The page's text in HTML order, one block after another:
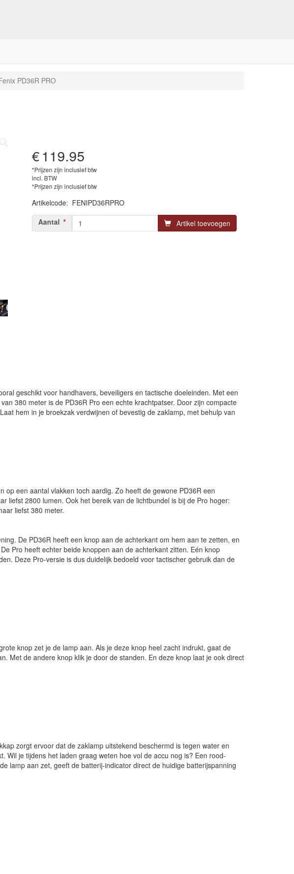
PD36R PRO
€119.95
*Prijzen zijn inclusief btw
incl. BTW
*Prijzen zijn inclusief btw
Artikelcode: FENIPD36RPRO
Aantal
Artikel toevoegen
geschikt voor handhavers, beveiligers en tactische doeleinden. Met een
380 meter is de PD36R Pro een echte krachtpatser. Door zijn compacte
hem in je broekzak verdwijnen of bevestig de zaklamp, met behulp van
een aantal vlakken toch aardig. Zo heeft de gewone PD36R een
liefst 2800 lumen. Ook het bereik van de lichtbundel is bij de Pro hoger:
liefst 380 meter.
De PD36R heeft een knop aan de achterkant om hem aan te zetten, en
Pro heeft echter beide knoppen aan de achterkant zitten. Eén knop
Deze Pro-versie is dus duidelijk bedoeld voor tactischer gebruik dan de
knop zet je de lamp aan. Als je deze knop heel zacht indrukt, gaat de
Met de andere knop klik je door de standen. En deze knop laat je ook direct
zorgt ervoor dat de zaklamp uitstekend beschermd is tegen water en
Wil je tijdens het laden graag weten hoe vol de accu nog is? Een rood-
lamp aan zet, geeft de batterij-indicator direct de huidige batterijspanning